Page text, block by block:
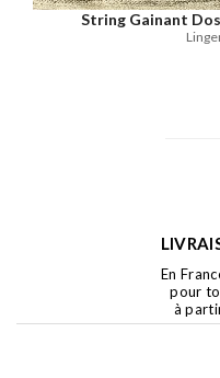
String Gainant
En
pour
à